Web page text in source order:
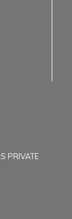
PRIVATE